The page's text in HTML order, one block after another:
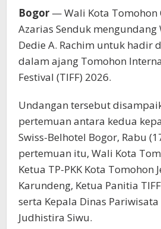
Bogor — Wali Kota Tomohon
Azarias Senduk mengundang
Dedie A. Rachim untuk hadir
dalam ajang Tomohon
Festival (TIFF) 2026.
Undangan tersebut
pertemuan antara kedua
Swiss-Belhotel Bogor, Rabu
pertemuan itu, Wali Kota
Ketua TP-PKK Kota Tomohon
Karundeng, Ketua Panitia
serta Kepala Dinas
Judhistira Siwu.